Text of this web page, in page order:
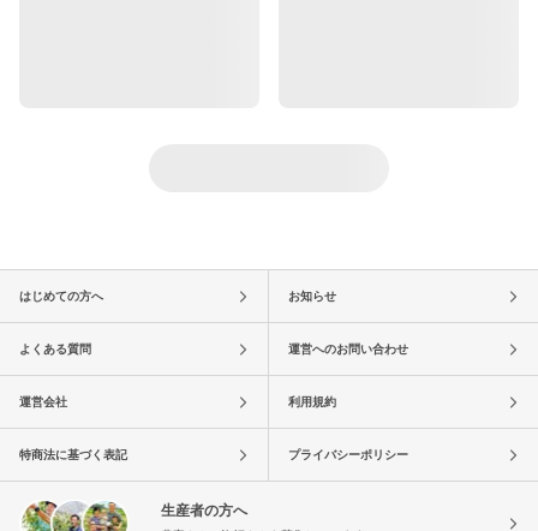
はじめての方へ お知らせ
よくある質問 運営へのお問い合わせ
運営会社 利用規約
特商法に基づく表記 プライバシーポリシー
生産者の方へ